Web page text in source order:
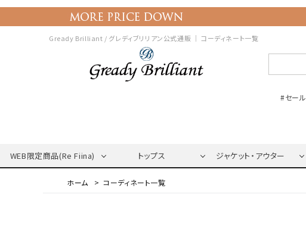
Gready Brilliant / グレディブリリアン公式通販 ｜ コーディネート一覧
#セール
WEB限定商品(Re Fiina) トップス ジャケット・アウター
コーディネート一覧